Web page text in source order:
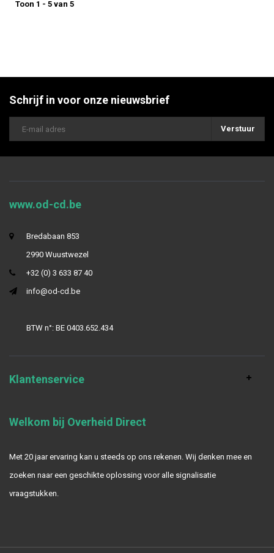
Toon 1 - 5 van 5
Schrijf in voor onze nieuwsbrief
Verstuur
www.od-cd.be
Bredabaan 853
2990 Wuustwezel
+32 (0) 3 633 87 40
info@od-cd.be
BTW n°: BE 0403.652.434
Klantenservice
Welkom bij Overheid Direct
Met 20 jaar ervaring kan u steeds op ons rekenen. Wij denken mee en
zoeken naar een geschikte oplossing voor alle signalisatie
vraagstukken.